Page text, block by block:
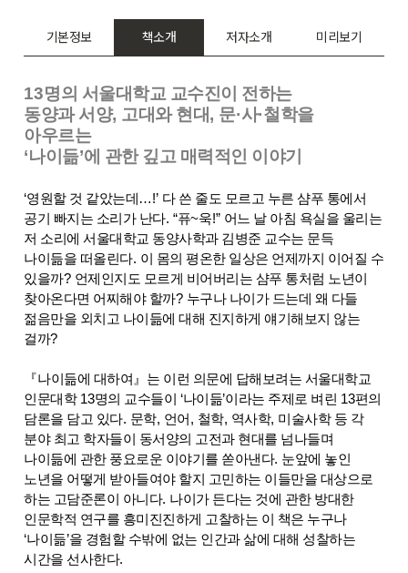
기본정보 책소개 저자소개 미리보기
13명의 서울대학교 교수진이 전하는
동양과 서양, 고대와 현대, 문·사·철학을
아우르는
‘나이듦’에 관한 깊고 매력적인 이야기
‘영원할 것 같았는데 …!’ 다 쓴 줄도 모르고 누른 샴푸 통에서
공기 빠지는 소리가 난다. “퓨~욱!” 어느 날 아침 욕실을 울리는
저 소리에 서울대학교 동양사학과 김병준 교수는 문득
나이듦을 떠올린다. 이 몸의 평온한 일상은 언제까지 이어질 수
있을까? 언제인지도 모르게 비어버리는 샴푸 통처럼 노년이
찾아온다면 어찌해야 할까? 누구나 나이가 드는데 왜 다들
젊음만을 외치고 나이듦에 대해 진지하게 얘기해보지 않는
걸까?
『나이듦에 대하여 』 는 이런 의문에 답해보려는 서울대학교
인문대학 13명의 교수들이 ‘나이듦’이라는 주제로 벼린 13편의
담론을 담고 있다. 문학, 언어 , 철학, 역사학, 미술사학 등 각
분야 최고 학자들이 동서양의 고전과 현대를 넘나들며
나이듦에 관한 풍요로운 이야기를 쏟아낸다. 눈앞에 놓인
노년을 어떻게 받아들여야 할지 고민하는 이들만을 대상으로
하는 고담준론이 아니다. 나이가 든다는 것에 관한 방대한
인문학적 연구를 흥미진진하게 고찰하는 이 책은 누구나
‘나이듦’을 경험할 수밖에 없는 인간과 삶에 대해 성찰하는
시간을 선사한다.